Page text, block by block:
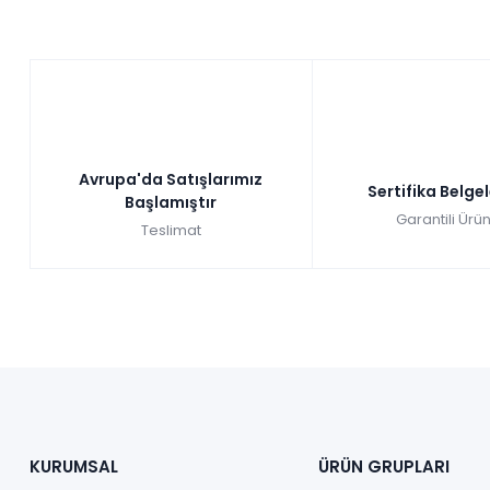
Avrupa'da Satışlarımız
Başlamıştır
Teslimat
Sertifika
Garantili
KURUMSAL ÜRÜN GRUPLARI